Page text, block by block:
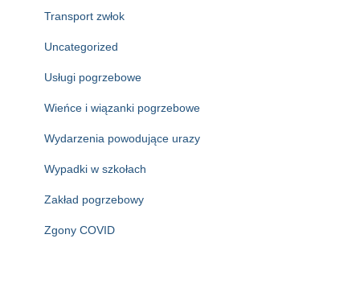
Transport zwłok
Uncategorized
Usługi pogrzebowe
Wieńce i wiązanki pogrzebowe
Wydarzenia powodujące urazy
Wypadki w szkołach
Zakład pogrzebowy
Zgony COVID